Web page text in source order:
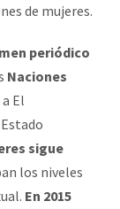
de mujeres.
periódico
Naciones
El
sigue
los niveles
En 2015